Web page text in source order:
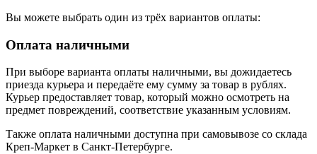
Вы можете выбрать один из трёх вариантов оплаты:
Оплата наличными
При выборе варианта оплаты наличными, вы дожидаетесь
приезда курьера и передаёте ему сумму за товар в рублях.
Курьер предоставляет товар, который можно осмотреть на
предмет повреждений, соответствие указанным условиям.
Также оплата наличными доступна при самовывозе со склада
Креп-Маркет в Санкт-Петербурге.